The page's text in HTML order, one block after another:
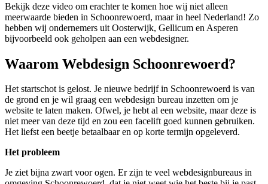
Bekijk deze video om erachter te komen hoe wij niet alleen
meerwaarde bieden in Schoonrewoerd, maar in heel Nederland! Zo
hebben wij ondernemers uit Oosterwijk, Gellicum en Asperen
bijvoorbeeld ook geholpen aan een webdesigner.
Waarom Webdesign Schoonrewoerd?
Het startschot is gelost. Je nieuwe bedrijf in Schoonrewoerd is van
de grond en je wil graag een webdesign bureau inzetten om je
website te laten maken. Ofwel, je hebt al een website, maar deze is
niet meer van deze tijd en zou een facelift goed kunnen gebruiken.
Het liefst een beetje betaalbaar en op korte termijn opgeleverd.
Het probleem
Je ziet bijna zwart voor ogen. Er zijn te veel webdesignbureaus in